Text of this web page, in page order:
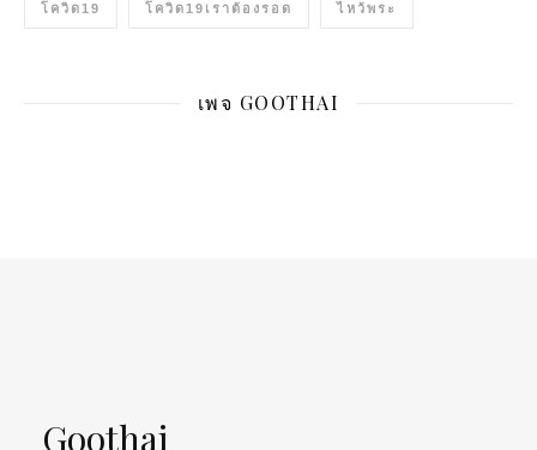
โควิด19 โควิด19เราต้องรอด ไหว้พระ
เพจ GOOTHAI
Goothai